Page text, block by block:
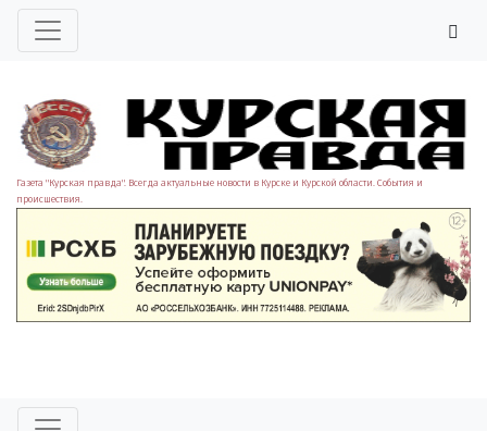
Газета "Курская правда". Всегда актуальные новости в Курске и Курской области. События и
происшествия.